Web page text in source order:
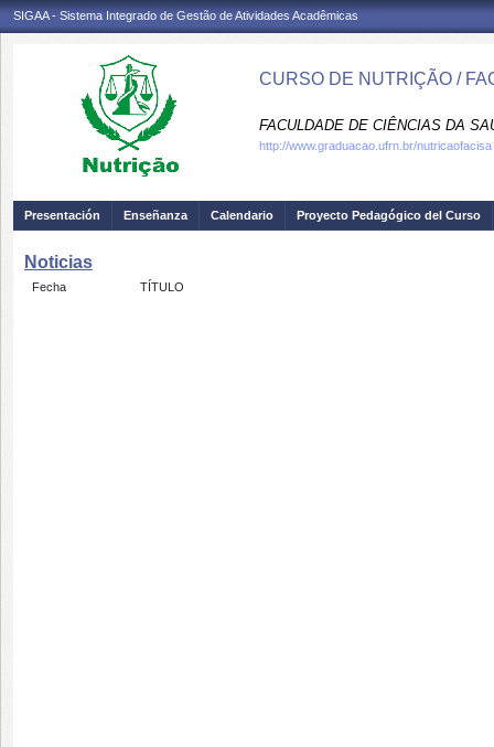
SIGAA - Sistema Integrado de Gestão de Atividades Acadêmicas
CURSO DE NUTRIÇÃO /
FACULDADE DE CIÊNCIAS DA
http://www.graduacao.ufrn.br/nutricaofacisa
Presentación Enseñanza Calendario Proyecto Pedagógico del Curso
Noticias
Fecha TÍTULO